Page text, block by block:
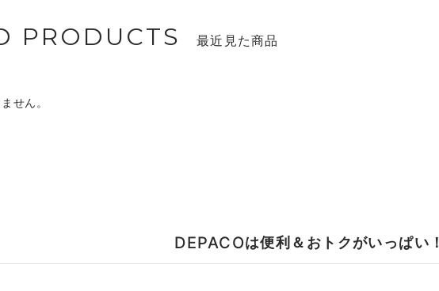
PRODUCTS 最近見た商品
せん。
DEPACOは便利＆おトクがいっぱい！